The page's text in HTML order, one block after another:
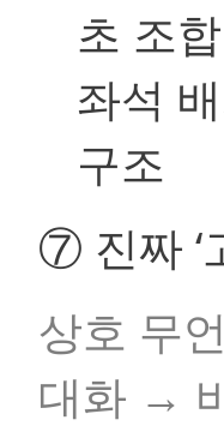
초 조합
좌석
구조
⑦ 진짜 ‘
상호 무
대화 →